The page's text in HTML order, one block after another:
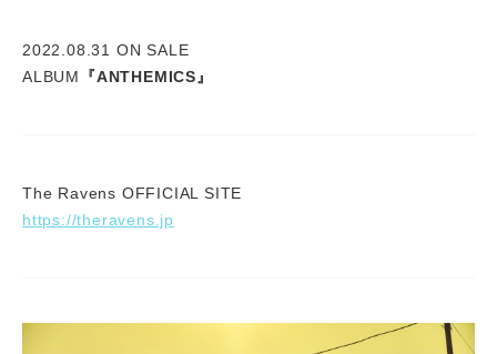
2022.08.31 ON SALE
ALBUM
『ANTHEMICS』
The Ravens OFFICIAL SITE
https://theravens.jp